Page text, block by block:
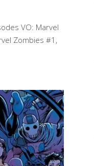
VO: Marvel
Zombies #1,